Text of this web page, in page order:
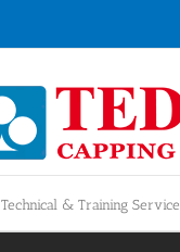
Technical & Training Service